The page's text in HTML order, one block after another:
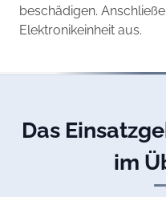
beschädigen.
Elektronikeinheit aus.
Das
im